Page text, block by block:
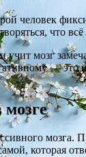
человек
что
учит мозг
— это
мозге
которая